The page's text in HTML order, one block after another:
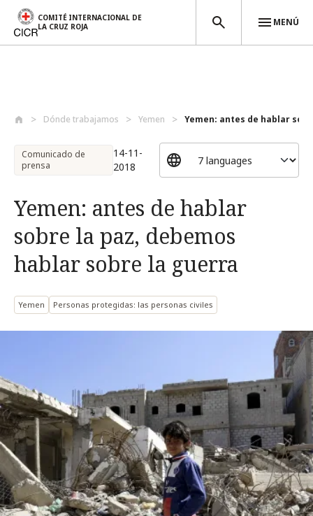
COMITÉ INTERNACIONAL DE
LA CRUZ ROJA
MENÚ
Dónde trabajamos Yemen Yemen: antes de hablar
Comunicado de
prensa
14-11-
2018
Yemen: antes de hablar
sobre la paz, debemos
hablar sobre la guerra
Yemen Personas protegidas: las personas civiles